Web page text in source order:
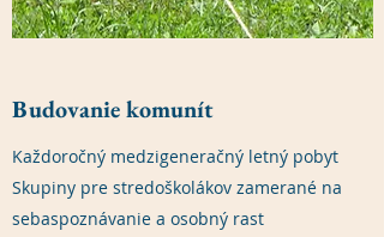
Budovanie komunít
Každoročný medzigeneračný letný pobyt
Skupiny pre stredoškolákov zamerané na
sebaspoznávanie a osobný rast